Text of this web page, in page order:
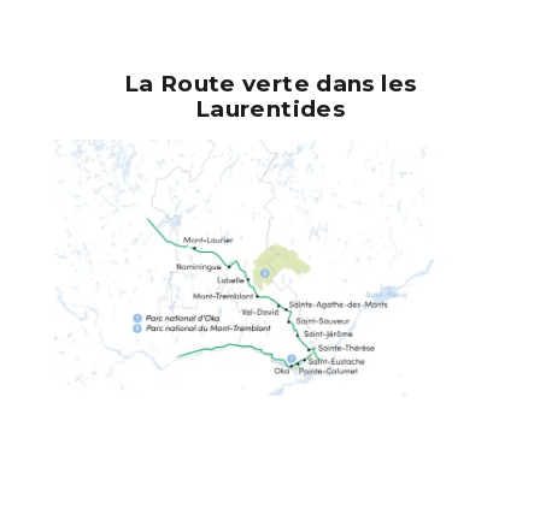
La Route verte dans les
Laurentides